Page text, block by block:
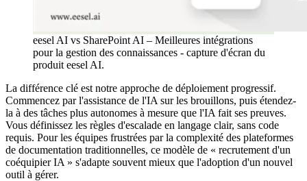
eesel AI vs SharePoint AI – Meilleures intégrations
pour la gestion des connaissances - capture d'écran du
produit eesel AI.
La différence clé est notre approche de déploiement progressif.
Commencez par l'assistance de l'IA sur les brouillons, puis étendez-
la à des tâches plus autonomes à mesure que l'IA fait ses preuves.
Vous définissez les règles d'escalade en langage clair, sans code
requis. Pour les équipes frustrées par la complexité des plateformes
de documentation traditionnelles, ce modèle de « recrutement d'un
coéquipier IA » s'adapte souvent mieux que l'adoption d'un nouvel
outil à gérer.